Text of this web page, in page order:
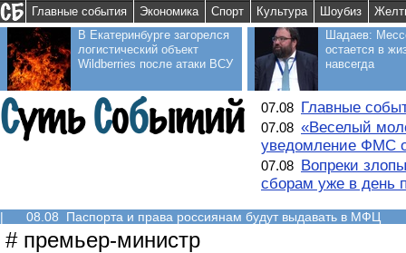
Главные события Экономика Спорт Культура Шоубиз
В Екатеринбурге загорелся
логистический объект
Wildberries после атаки ВСУ
Шадаев:
остается в
навсегда
07.08 Главные
07.08 «Веселый
уведомление ФМС
07.08 Вопреки
сборам уже в день
| 08.08 Паспорта и права россиянам будут выдавать в МФЦ
# премьер-министр